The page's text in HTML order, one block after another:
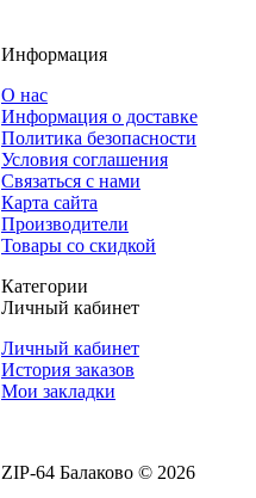
Информация
О нас
Информация о доставке
Политика безопасности
Условия соглашения
Связаться с нами
Карта сайта
Производители
Товары со скидкой
Категории
Личный кабинет
Личный кабинет
История заказов
Мои закладки
ZIP-64 Балаково © 2026